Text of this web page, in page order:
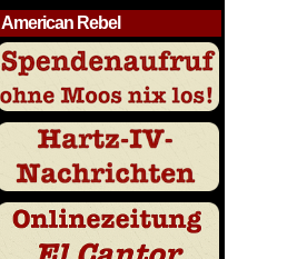
American Rebel